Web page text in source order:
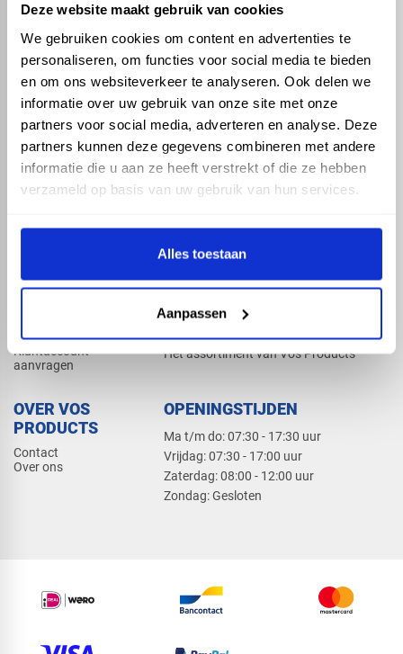
Deze website maakt gebruik van cookies
We gebruiken cookies om content en advertenties te
personaliseren, om functies voor social media te bieden
en om ons websiteverkeer te analyseren. Ook delen we
informatie over uw gebruik van onze site met onze
partners voor social media, adverteren en analyse. Deze
partners kunnen deze gegevens combineren met andere
informatie die u aan ze heeft verstrekt of die ze hebben
verzameld op basis van uw gebruik van hun services.
Alles toestaan
Aanpassen
ASSORTIMENT
Hemelwaterafvoer
Drukleiding
Beregening
Dak en gevel
KENNIS EN HULP
Klantenservice
Kennisbank
Klantaccount
aanvragen
PRODUCTCATALOGUS 2026
Het assortiment van Vos Products
OVER VOS
PRODUCTS
Contact
Over ons
OPENINGSTIJDEN
Ma t/m do: 07:30 - 17:30 uur
​Vrijdag: 07:30 - 17:00 uur
​Zaterdag: 08:00 - 12:00 uur
​Zondag: Gesloten
check_circleDé bouwmarkt van Altena
check_circle Direct uit grote voorraad geleverd met eigen transport
check_circleLevering in NL en BE